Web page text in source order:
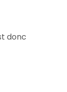
donc